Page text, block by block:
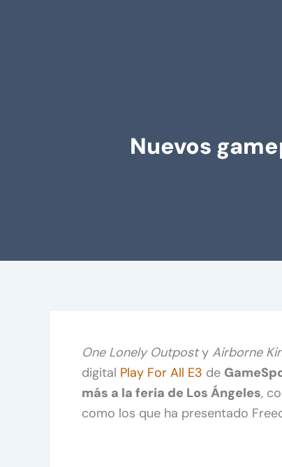
Nuevos
One Lonely Outposty Airborne
digital Play For All E3 de
más a la feria de Los Ángeles,
como los que ha presentado